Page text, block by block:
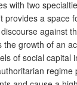
with two
provides a space
against
the growth of an
of social capital